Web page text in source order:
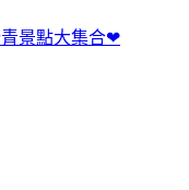
青景點大集合❤